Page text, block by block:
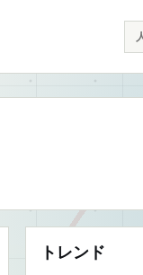
索
トレンド